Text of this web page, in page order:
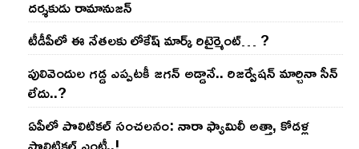
దర్శకుడు రామానుజన్
టీడీపీలో ఈ నేత‌ల‌కు లోకేష్ మార్క్ రిటైర్మెంట్‌… ?
పులివెందుల గ‌డ్డ ఎప్ప‌ట‌కీ జ‌గ‌న్ అడ్డానే.. రిజ‌ర్వేష‌న్ మార్చినా సీన్
లేదు..?
ఏపీలో పొలిటిక‌ల్ సంచ‌ల‌నం: నారా ఫ్యామిలీ అత్తా, కోడ‌ళ్ల